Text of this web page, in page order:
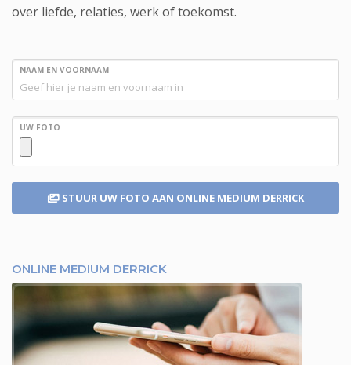
over liefde, relaties, werk of toekomst.
NAAM EN VOORNAAM
UW FOTO
STUUR UW FOTO AAN ONLINE MEDIUM DERRICK
ONLINE MEDIUM DERRICK